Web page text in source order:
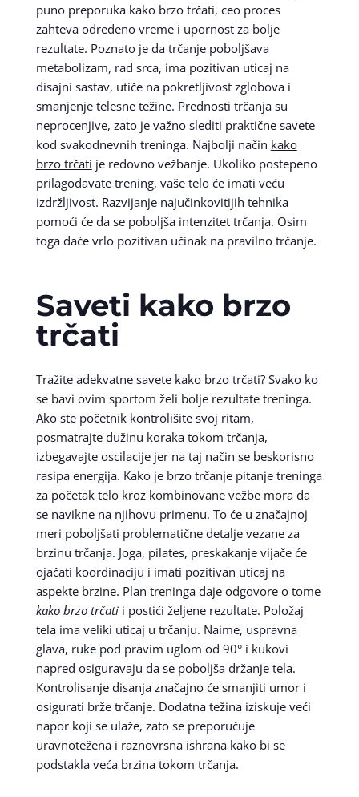
puno preporuka kako brzo trčati, ceo proces
zahteva određeno vreme i upornost za bolje
rezultate. Poznato je da trčanje poboljšava
metabolizam, rad srca, ima pozitivan uticaj na
disajni sastav, utiče na pokretljivost zglobova i
smanjenje telesne težine. Prednosti trčanja su
neprocenjive, zato je važno slediti praktične savete
kod svakodnevnih treninga. Najbolji način kako
brzo trčati je redovno vežbanje. Ukoliko postepeno
prilagođavate trening, vaše telo će imati veću
izdržljivost. Razvijanje najučinkovitijih tehnika
pomoći će da se poboljša intenzitet trčanja. Osim
toga daće vrlo pozitivan učinak na pravilno trčanje.
Saveti kako brzo
trčati
Tražite adekvatne savete kako brzo trčati? Svako ko
se bavi ovim sportom želi bolje rezultate treninga.
Ako ste početnik kontrolišite svoj ritam,
posmatrajte dužinu koraka tokom trčanja,
izbegavajte oscilacije jer na taj način se beskorisno
rasipa energija. Kako je brzo trčanje pitanje treninga
za početak telo kroz kombinovane vežbe mora da
se navikne na njihovu primenu. To će u značajnoj
meri poboljšati problematične detalje vezane za
brzinu trčanja. Joga, pilates, preskakanje vijače će
ojačati koordinaciju i imati pozitivan uticaj na
aspekte brzine. Plan treninga daje odgovore o tome
kako brzo trčatii postići željene rezultate. Položaj
tela ima veliki uticaj u trčanju. Naime, uspravna
glava, ruke pod pravim uglom od 90° i kukovi
napred osiguravaju da se poboljša držanje tela.
Kontrolisanje disanja značajno će smanjiti umor i
osigurati brže trčanje. Dodatna težina iziskuje veći
napor koji se ulaže, zato se preporučuje
uravnotežena i raznovrsna ishrana kako bi se
podstakla veća brzina tokom trčanja.